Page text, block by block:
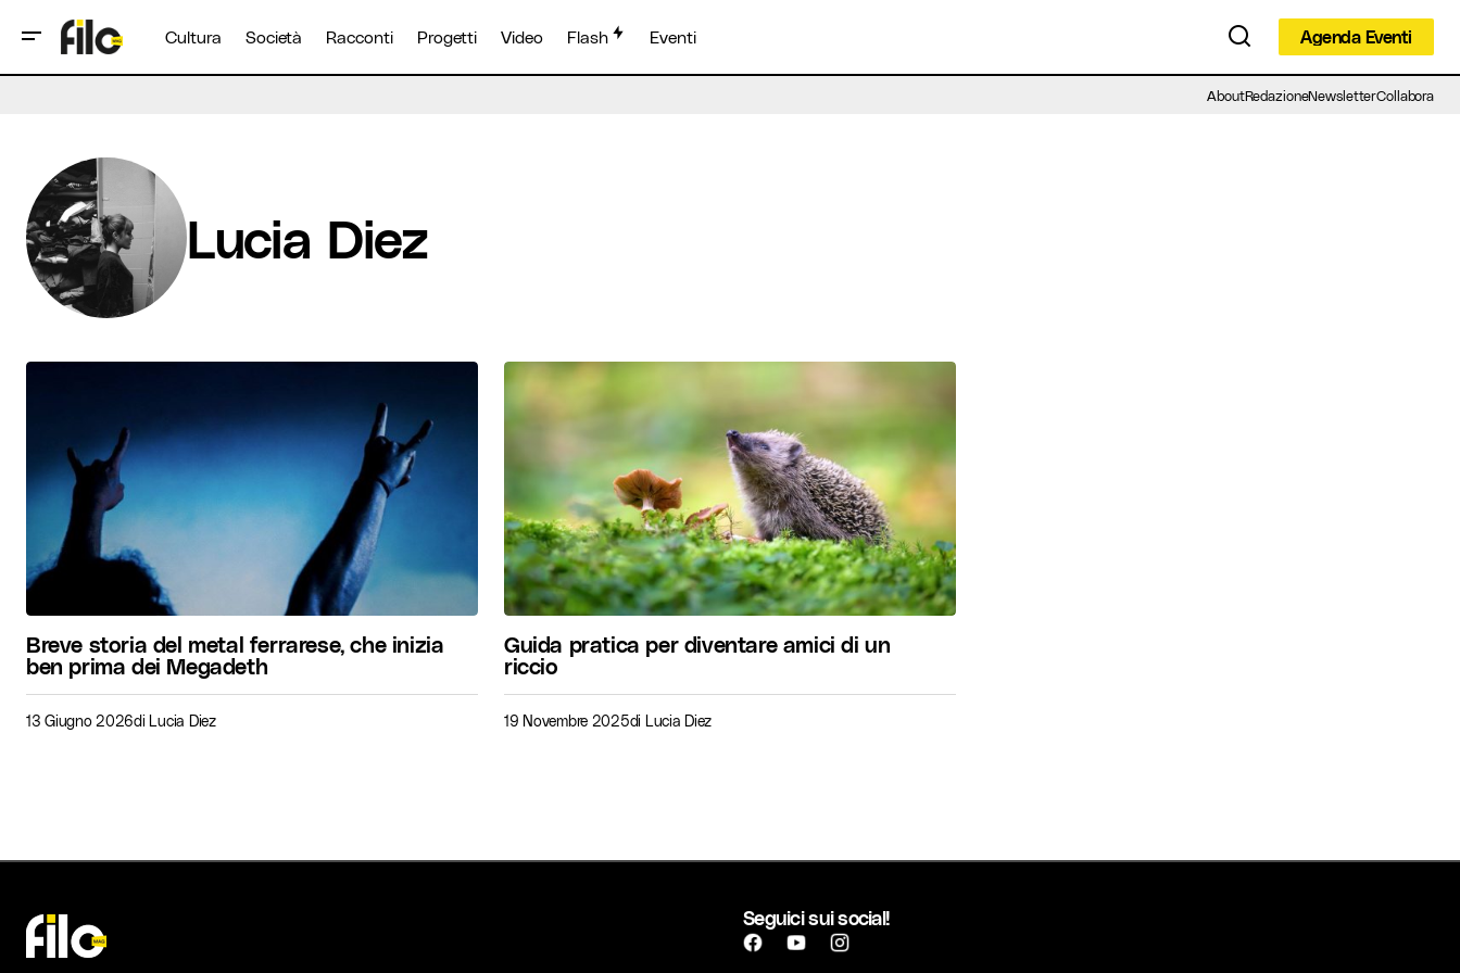
Cultura Società Racconti Progetti Video Flash Eventi
Agenda Eventi
Agenda Eventi
AboutRedazioneNewsletterCollabora
Lucia Diez
Breve storia del metal ferrarese, che inizia
ben prima dei Megadeth
13 Giugno 2026di Lucia Diez
Guida pratica per diventare amici di un
riccio
19 Novembre 2025di Lucia Diez
Seguici sui social!